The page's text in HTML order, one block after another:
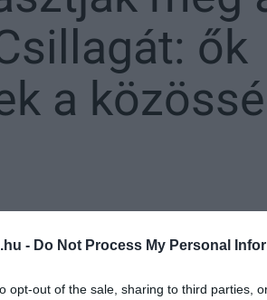
- Do Not Process My Personal
opt-out of the sale, sharing to third parties,
ők
a
Csillaga díj első